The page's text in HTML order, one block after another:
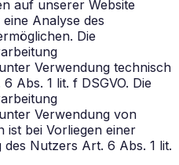
auf unserer Website
Analyse des
Die
Verwendung technisch
Abs. 1 lit. f DSGVO. Die
Verwendung von
ist bei Vorliegen einer
Nutzers Art. 6 Abs. 1 lit.